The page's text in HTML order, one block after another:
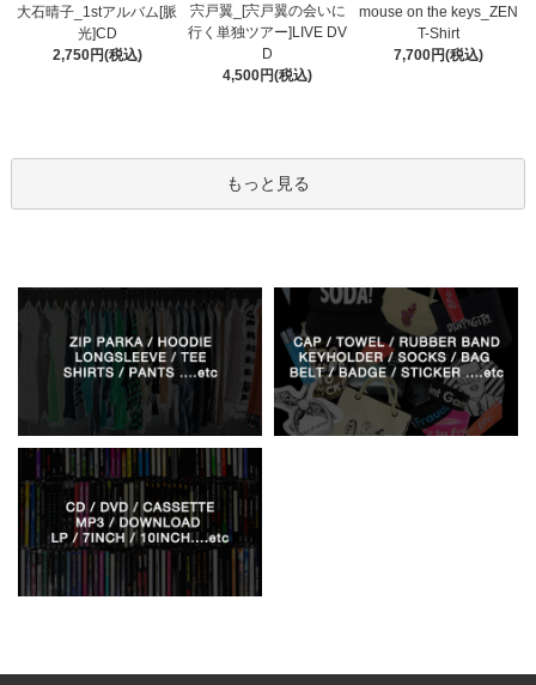
大石晴子_1stアルバム[脈
光]CD
2,750円(税込)
宍戸翼_[宍戸翼の会いに
行く単独ツアー]LIVE DV
D
4,500円(税込)
mouse on the keys_ZEN
T-Shirt
7,700円(税込)
もっと見る